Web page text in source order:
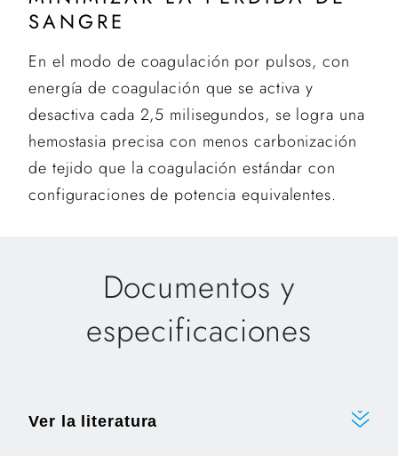
SANGRE
En el modo de coagulación por pulsos, con
energía de coagulación que se activa y
desactiva cada 2,5 milisegundos, se logra una
hemostasia precisa con menos carbonización
de tejido que la coagulación estándar con
configuraciones de potencia equivalentes.
Documentos y
especificaciones
Ver la literatura